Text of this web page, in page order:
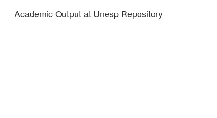
Academic Output at Unesp Repository